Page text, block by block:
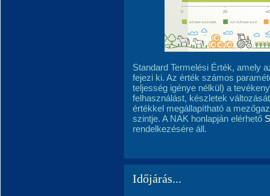
Standard Termelési Érték, amely
fejezi ki. Az érték számos
teljesség igénye nélkül) a
felhasználást, készletek
értékkel megállapítható a
szintje. A NAK honlapján elérhető
rendelkezésére áll.
Időjárás...